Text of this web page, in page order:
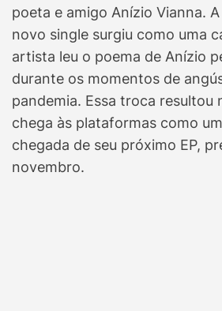
poeta e amigo Anízio Vianna.
novo single surgiu como uma
artista leu o poema de Anízio
durante os momentos de
pandemia. Essa troca resultou
chega às plataformas como
chegada de seu próximo EP,
novembro.